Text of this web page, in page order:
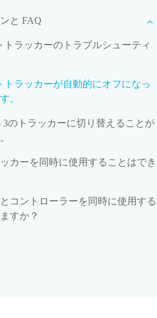
と FAQ
ラッカーのトラブルシューティ
トラッカーが自動的にオフになっ
。
3のトラッカーに切り替えることが
カーを同時に使用することはでき
コントローラーを同時に使用する
すか？